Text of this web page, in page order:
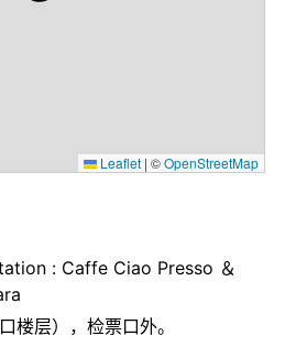
Leaflet | ©OpenStreetMap
: Caffe Ciao Presso ＆
楼层），检票口外。